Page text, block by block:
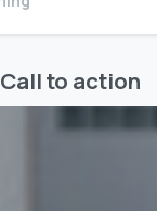
Call to action